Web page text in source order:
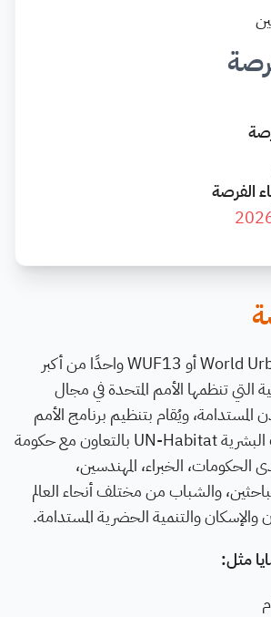
الفرصة
يعد World Urban Forum 13 أو WUF13 واحدًا من أكبر
التي تنظمها الأمم المتحدة في مجال
المستدامة، ويُقام بتنظيم برنامج الأمم
المتحدة للمستوطنات البشرية UN-Habitat بالتعاون مع حكومة
الحكومات، الخبراء، المهندسين،
والشباب من مختلف أنحاء العالم
والإسكان والتنمية الحضرية المستدامة.
مثل: